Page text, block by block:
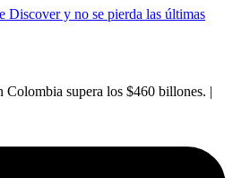
Discover y no se pierda las últimas
Colombia supera los $460 billones. |